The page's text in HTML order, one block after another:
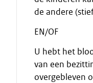
de andere
EN/OF
U hebt het
van een
overgebleven